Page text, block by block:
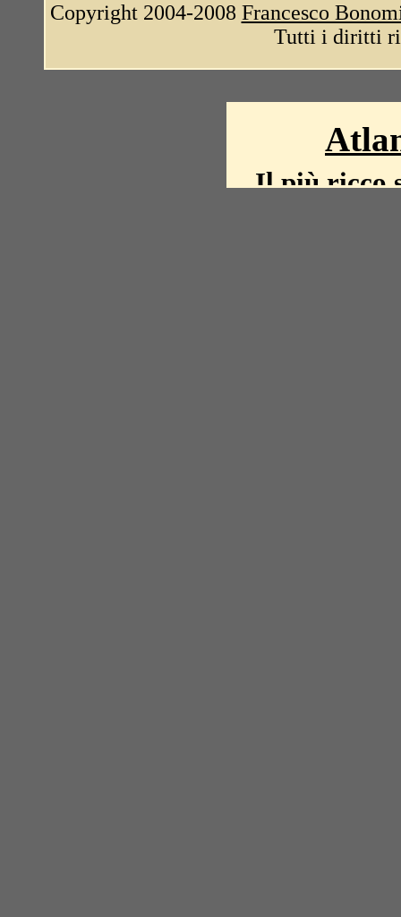
Copyright 2004-2008 Francesco
Tutti i diritti
Il più ricco